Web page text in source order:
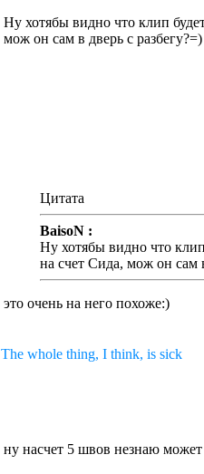
Ну хотябы видно что клип
мож он сам в дверь с разбегу?=)
Цитата
BaisoN :
Ну хотябы видно что
на счет Сида, мож он сам
это очень на него похоже:)
The whole thing, I think, is sick
ну насчет 5 швов незнаю может